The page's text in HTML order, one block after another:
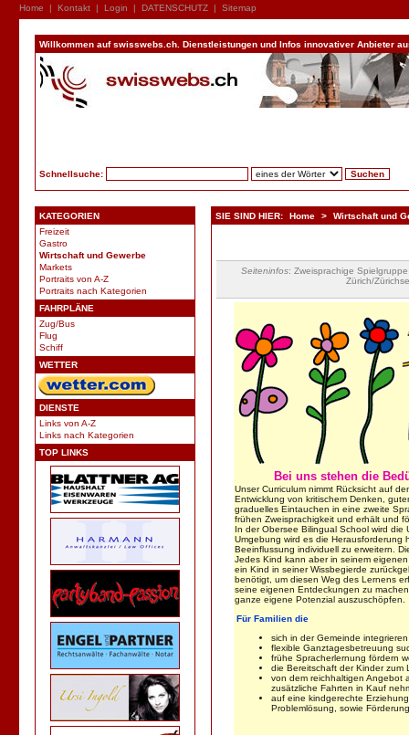
Home | Kontakt | Login | DATENSCHUTZ | Sitemap
Willkommen auf swisswebs.ch. Dienstleistungen und Infos innovativer Anbieter
Schnellsuche:
KATEGORIEN
Freizeit
Gastro
Wirtschaft und Gewerbe
Markets
Portraits von A-Z
Portraits nach Kategorien
FAHRPLÄNE
Zug/Bus
Flug
Schiff
WETTER
DIENSTE
Links von A-Z
Links nach Kategorien
TOP LINKS
SIE SIND HIER: Home > Wirtschaft und
Seiteninfos: Zweisprachige
Zürich/
Bei uns stehen die
Unser Curriculum nimmt Rücksicht auf
Entwicklung von kritischem Denken,
graduelles Eintauchen in eine zweite
frühen Zweisprachigkeit und erhält und
In der Obersee Bilingual School wird
Umgebung wird es die Herausforderung
Beeinflussung individuell zu erweitern.
Jedes Kind kann aber in seinem
ein Kind in seiner Wissbegierde
benötigt, um diesen Weg des Lernens
seine eigenen Entdeckungen zu
ganze eigene Potenzial auszuschöpfen.
Für Familien die
sich in der Gemeinde
flexible Ganztagesbetreuung
frühe Spracherlernung fördern
die Bereitschaft der Kinder zum
von dem reichhaltigen Angebot
zusätzliche Fahrten in Kauf
auf eine kindgerechte
Problemlösung, sowie